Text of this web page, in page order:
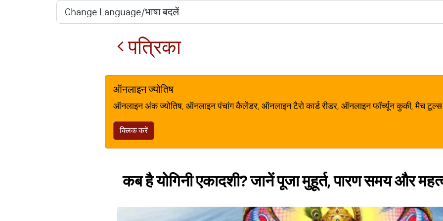
पत्रिका
ऑनलाइन ज्योतिष
ऑनलाइन अंक ज्योतिष, ऑनलाइन पंचांग कैलेंडर, ऑनलाइन टैरो कार्ड रीडर, ऑनलाइन फॉर्च्यून कुकी, मैच टूल्स
क्लिक करें
कब है योगिनी एकादशी? जानें पूजा मुहूर्त, पारण समय और